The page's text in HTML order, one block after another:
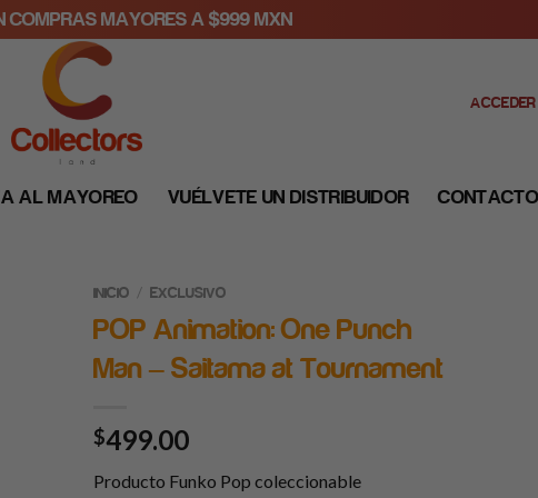
COMPRAS MAYORES A $999 MXN
AL MAYOREO VUÉLVETE UN DISTRIBUIDOR CONTACTO
INICIO / EXCLUSIVO
POP Animation: One Punch
Man – Saitama at Tournament
$499.00
Producto Funko Pop coleccionable